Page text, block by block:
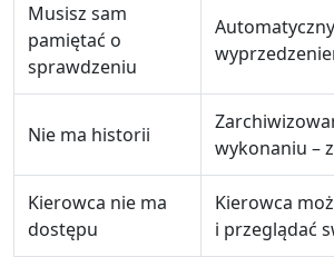
Musisz sam
pamiętać o
sprawdzeniu
Nie ma historii
wykonaniu –
Kierowca nie ma
dostępu
Kierowca
i przeglądać